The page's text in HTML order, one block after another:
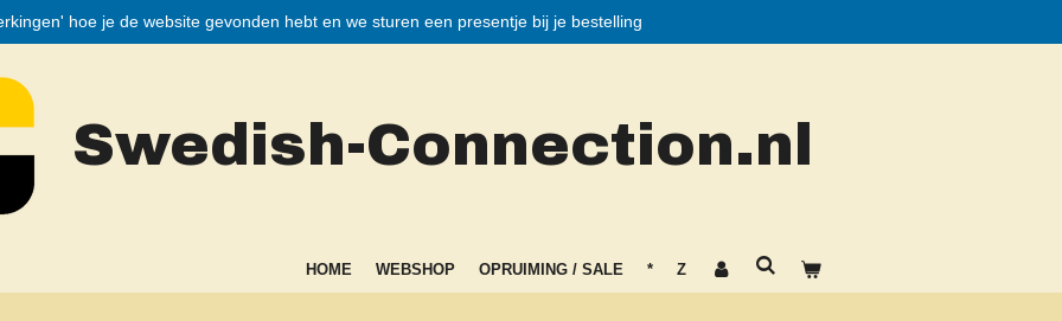
hoe je de website gevonden hebt en we sturen een presentje bij je bestelling
Swedish-Connection.nl
HOME WEBSHOP OPRUIMING / SALE * Z